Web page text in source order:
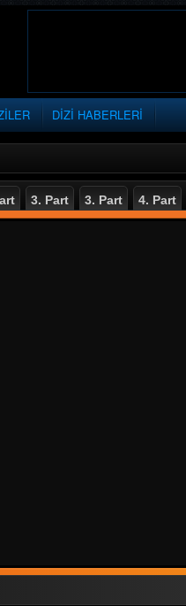
DİZİ HABERLERİ
3. Part 3. Part 4. Part